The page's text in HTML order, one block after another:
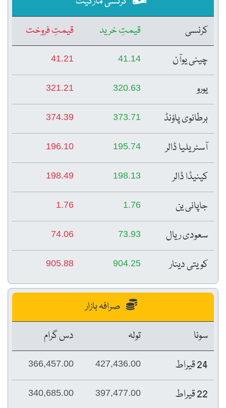
کرنسی
قیمتِ خرید
قیمتِ فروخت
چینی یوآن
41.14
41.21
یورو 320.63
321.21
برطانوی پاؤنڈ 373.71
374.39
آسٹریلیا ڈالر 195.74
196.10
کینیڈا ڈالر 198.13
198.49
جاپانی ین 1.76
1.76
سعودی ریال 73.93
74.06
کویتی دینار 904.25
905.88
صرافہ بازار
سونا
تولہ
دس گرام
24 قیراط
427,436.00
366,457.00
22 قیراط 397,477.00
340,685.00